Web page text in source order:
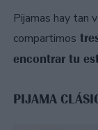
Pijamas hay tan
compartimos
encontrar tu
PIJAMA